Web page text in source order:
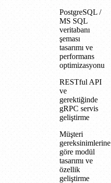
PostgreSQL /
MS SQL
veritabanı
şeması
tasarımı ve
performans
optimizasyonu
RESTful API
ve
gerektiğinde
gRPC servis
geliştirme
Müşteri
gereksinimlerine
göre modül
tasarımı ve
özellik
geliştirme